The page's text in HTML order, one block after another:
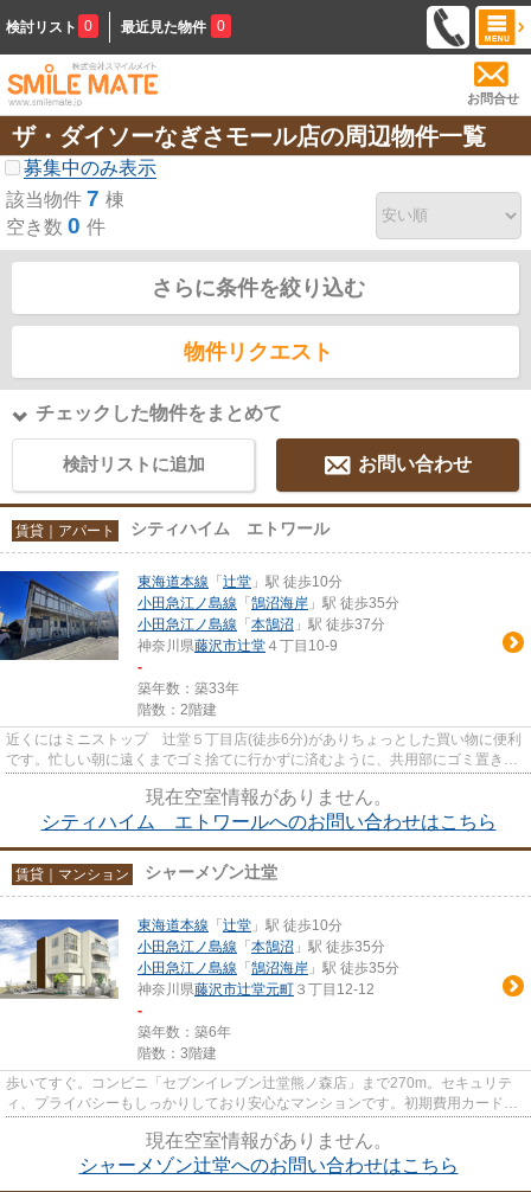
検討リスト 0 最近見た物件 0
お問合せ
ザ・ダイソーなぎさモール店の周辺物件一覧
募集中のみ表示
該当物件 7 棟
空き数 0 件
さらに条件を絞り込む
物件リクエスト
チェックした物件をまとめて
検討リストに追加 お問い合わせ
賃貸｜アパート シティハイム エトワール
東海道本線 「 辻堂 」駅 徒歩10分
小田急江ノ島線 「 鵠沼海岸 」駅 徒歩35分
小田急江ノ島線 「 本鵠沼 」駅 徒歩37分
神奈川県藤沢市辻堂 ４丁目10-9
-
築年数：築33年
階数：2階建
近くにはミニストップ 辻堂５丁目店(徒歩6分)がありちょっとした買い物に便利
です。忙しい朝に遠くまでゴミ捨てに行かずに済むように、共用部にゴミ置き場
現在空室情報がありません。
シティハイム エトワールへのお問い合わせはこちら
賃貸｜マンション シャーメゾン辻堂
東海道本線 「 辻堂 」駅 徒歩10分
小田急江ノ島線 「 本鵠沼 」駅 徒歩35分
小田急江ノ島線 「 鵠沼海岸 」駅 徒歩35分
神奈川県藤沢市辻堂元町 ３丁目12-12
-
築年数：築6年
階数：3階建
歩いてすぐ。コンビニ「セブンイレブン辻堂熊ノ森店」まで270m。セキュリテ
ィ、プライバシーもしっかりしており安心なマンションです。初期費用カード決
現在空室情報がありません。
シャーメゾン辻堂へのお問い合わせはこちら